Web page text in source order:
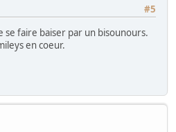
#5
se faire baiser par un bisounours.
en coeur.